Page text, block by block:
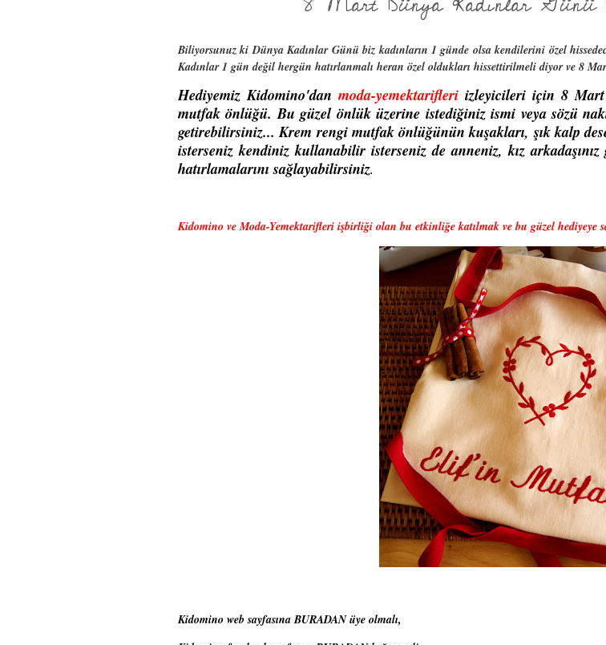
Biliyorsunuz ki Dünya Kadınlar Günü biz kadınların 1 günde olsa kendilerini özel
Kadınlar 1 gün değil hergün hatırlanmalı heran özel oldukları hissettirilmeli diyor ve 8
Hediyemiz Kidomino'dan moda-yemektarifleriizleyicileri için 8 Mart
mutfak önlüğü. Bu güzel önlük üzerine istediğiniz ismi veya sözü
getirebilirsiniz...Krem rengi mutfak önlüğünün kuşakları, şık kalp
isterseniz kendiniz kullanabilir isterseniz de anneniz, kız
hatırlamalarını sağlayabilirsiniz.
Kidomino ve Moda-Yemektarifleri işbirliği olan bu etkinliğe katılmak ve bu güzel hediyeye
Kidomino web sayfasınaBURADANüye olmalı,